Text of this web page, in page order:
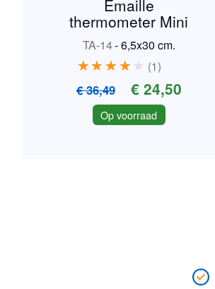
Emaille
thermometer Mini
TA-14-6,5x30 cm.
1
€ 36,49 € 24,50
Op voorraad